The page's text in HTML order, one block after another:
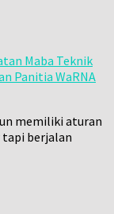
Maba Teknik
Panitia WaRNA
memiliki aturan
tapi berjalan